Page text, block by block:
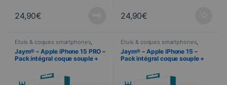
24,90€ 24,90€
Étuis & coques smartphones,
Jaym ,Mobile ,Protection écran ,
Telefonie ,Verres trempés
Jaym® – Apple iPhone 15 PRO –
Pack intégral coque souple +
Étuis & coques smartphones,
Jaym ,Mobile ,Protection écran
Telefonie ,Verres trempés
Jaym® – Apple iPhone 15 –
Pack intégral coque souple +